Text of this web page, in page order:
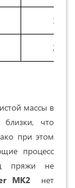
39,36
21,19
массы в
что
при этом
процесс
пряжи не
MK2
нет